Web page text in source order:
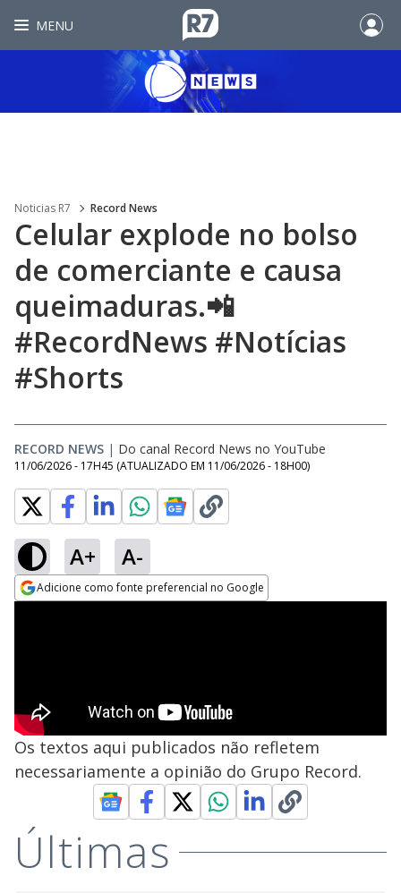
MENU
Noticias R7 Record News
Celular explode no bolso
de comerciante e causa
queimaduras.📲
#RecordNews #Notícias
#Shorts
RECORD NEWS | Do canal Record News no YouTube
11/06/2026 - 17H45 (ATUALIZADO EM 11/06/2026 - 18H00)
A+ A-
Adicione como fonte preferencial no Google
Os textos aqui publicados não refletem
necessariamente a opinião do Grupo Record.
Últimas